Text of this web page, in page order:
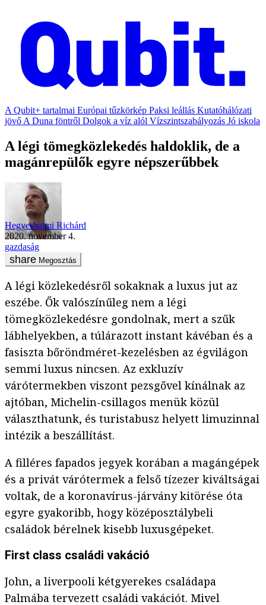
A Qubit+ tartalmai Európai tűzkörkép Paksi leállás Kutatóhálózati
jövő A Duna föntről Dolgok a víz alól Vízszintszabályozás Jó iskola
A légi tömegközlekedés haldoklik, de a
magánrepülők egyre népszerűbbek
Hegyeshalmi Richárd
2020. november 4.
gazdaság
Megosztás
A légi közlekedésről sokaknak a luxus jut az
eszébe. Ők valószínűleg nem a légi
tömegközlekedésre gondolnak, mert a szűk
lábhelyekben, a túlárazott instant kávéban és a
fasiszta bőröndméret-kezelésben az égvilágon
semmi luxus nincsen. Az exkluzív
várótermekben viszont pezsgővel kínálnak az
ajtóban, Michelin-csillagos menük közül
választhatunk, és turistabusz helyett limuzinnal
intézik a beszállítást.
A filléres fapados jegyek korában a magángépek
és a privát várótermek a felső tízezer kiváltságai
voltak, de a koronavírus-járvány kitörése óta
egyre gyakoribb, hogy középosztálybeli
családok bérelnek kisebb luxusgépeket.
First class családi vakáció
John, a liverpooli kétgyerekes családapa
Palmába tervezett családi vakációt. Mivel